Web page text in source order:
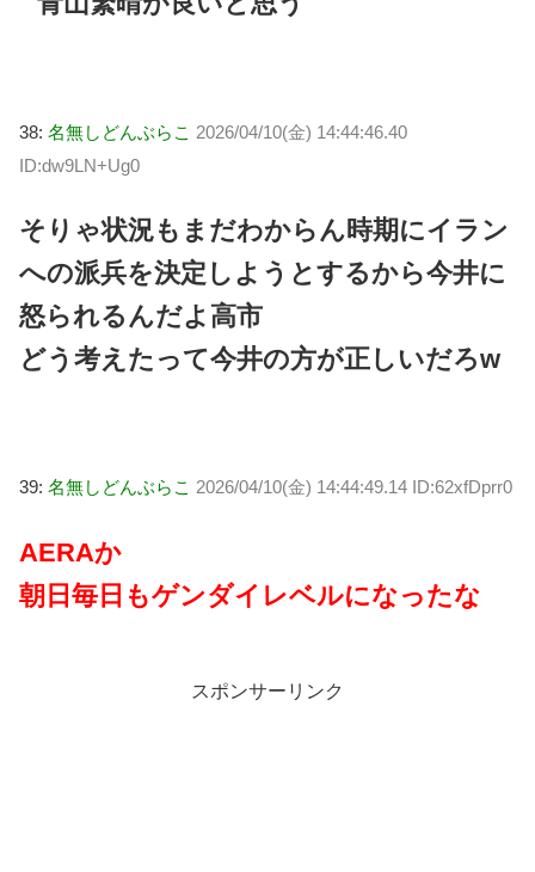
38: 名無しどんぶらこ 2026/04/10(金) 14:44:46.40
ID:dw9LN+Ug0
そりゃ状況もまだわからん時期にイラン
への派兵を決定しようとするから今井に
怒られるんだよ高市
どう考えたって今井の方が正しいだろw
39: 名無しどんぶらこ 2026/04/10(金) 14:44:49.14 ID:62xfDprr0
AERAか
朝日毎日もゲンダイレベルになったな
スポンサーリンク